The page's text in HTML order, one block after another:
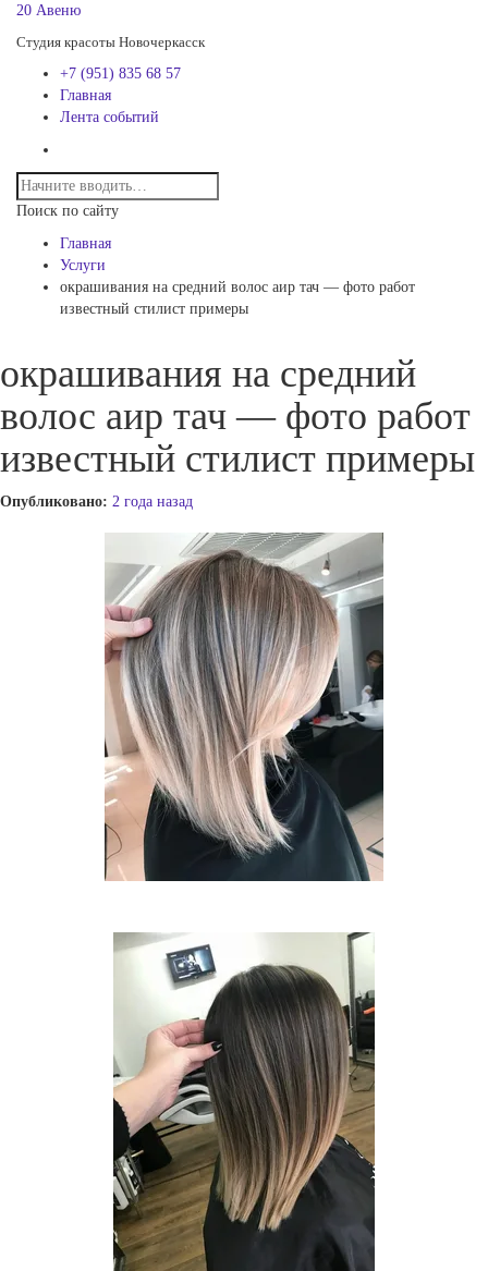
20 Авеню
Студия красоты Новочеркасск
+7 (951) 835 68 57
Главная
Лента событий
Поиск по сайту
Главная
Услуги
окрашивания на средний волос аир тач — фото работ
известный стилист примеры
окрашивания на средний
волос аир тач — фото работ
известный стилист примеры
Опубликовано: 2 года назад